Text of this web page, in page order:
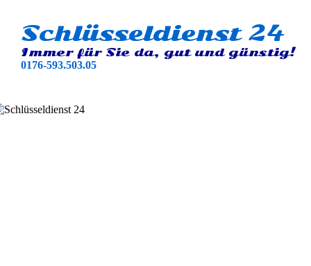
Schlüsseldienst 24
Immer für Sie da, gut und günstig!
0176-593.503.05